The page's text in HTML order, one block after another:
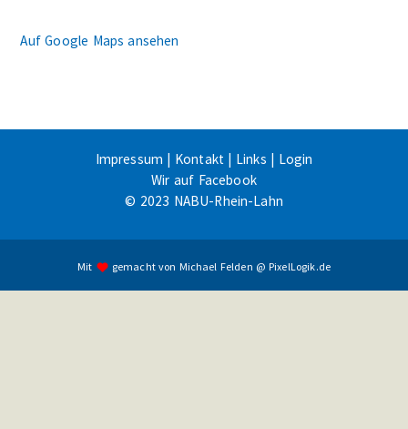
Auf Google Maps ansehen
Impressum | Kontakt | Links | Login
Wir auf Facebook
© 2023 NABU-Rhein-Lahn
Mit gemacht von Michael Felden @PixelLogik.de